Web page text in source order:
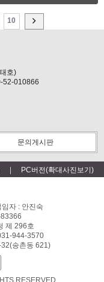
10
호)
52-010866
문의게시판
PC버전(확대사진보기)
자 : 안진숙
제 296호
944-3570
송촌동 621)
RESERVED.